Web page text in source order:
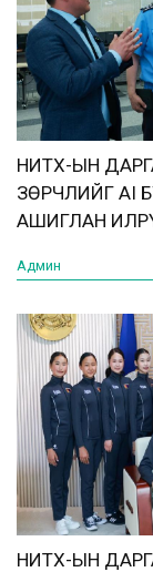
НИТХ-ЫН
ЗӨРЧЛИЙГ AI
АШИГЛАН
Админ
НИТХ-ЫН